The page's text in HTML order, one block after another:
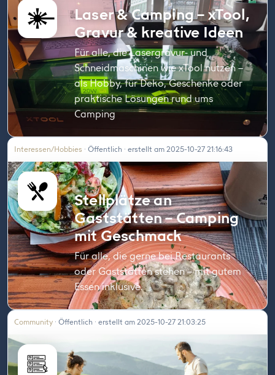
Laser & Camping – xTool,
Gravur & kreative Ideen
Für alle, die Laser­gravur‑ und
Schneidmaschinen wie xTool nutzen –
als Hobby, für Deko, Geschenke oder
praktische Lösungen rund ums
Camping
Interessen/Hobbies · Öffentlich · erstellt am 2025-10-27 21:16:43
Stellplätze an
Gaststätten – Camping
mit Geschmack
Für alle, die gerne bei Restaurants
oder Gaststätten stehen – mit gutem
Essen inklusive.
Community · Öffentlich · erstellt am 2025-10-27 21:03:25